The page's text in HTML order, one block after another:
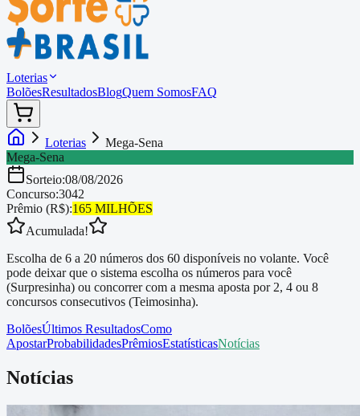
Loterias
BolõesResultadosBlogQuem SomosFAQ
Loterias
Mega-Sena
Mega-Sena
Sorteio:08/08/2026
Concurso:3042
Prêmio (R$):165 MILHÕES
Acumulada!
Escolha de 6 a 20 números dos 60 disponíveis no volante. Você
pode deixar que o sistema escolha os números para você
(Surpresinha) ou concorrer com a mesma aposta por 2, 4 ou 8
concursos consecutivos (Teimosinha).
BolõesÚltimos ResultadosComo
ApostarProbabilidadesPrêmiosEstatísticasNotícias
Notícias